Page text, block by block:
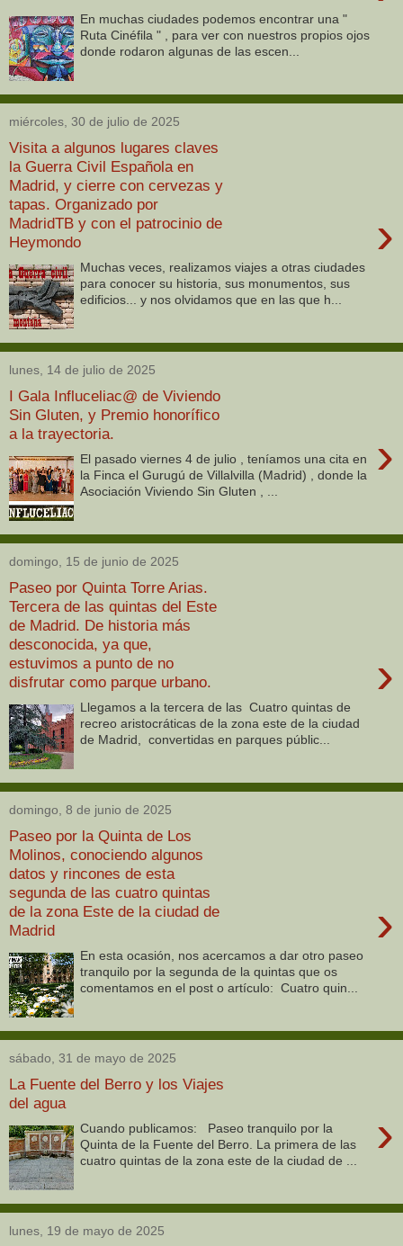
En muchas ciudades podemos encontrar una "
Ruta Cinéfila " , para ver con nuestros propios ojos
donde rodaron algunas de las escen...
miércoles, 30 de julio de 2025
Visita a algunos lugares claves
la Guerra Civil Española en
Madrid, y cierre con cervezas y
tapas. Organizado por
MadridTB y con el patrocinio de
Heymondo
›
Muchas veces, realizamos viajes a otras ciudades
para conocer su historia, sus monumentos, sus
edificios... y nos olvidamos que en las que h...
lunes, 14 de julio de 2025
I Gala Influceliac@ de Viviendo
Sin Gluten, y Premio honorífico
a la trayectoria.
›
El pasado viernes 4 de julio , teníamos una cita en
la Finca el Gurugú de Villalvilla (Madrid) , donde la
Asociación Viviendo Sin Gluten , ...
domingo, 15 de junio de 2025
Paseo por Quinta Torre Arias.
Tercera de las quintas del Este
de Madrid. De historia más
desconocida, ya que,
estuvimos a punto de no
disfrutar como parque urbano.
›
Llegamos a la tercera de las Cuatro quintas de
recreo aristocráticas de la zona este de la ciudad
de Madrid, convertidas en parques públic...
domingo, 8 de junio de 2025
Paseo por la Quinta de Los
Molinos, conociendo algunos
datos y rincones de esta
segunda de las cuatro quintas
de la zona Este de la ciudad de
Madrid
›
En esta ocasión, nos acercamos a dar otro paseo
tranquilo por la segunda de la quintas que os
comentamos en el post o artículo: Cuatro quin...
sábado, 31 de mayo de 2025
La Fuente del Berro y los Viajes
del agua
›
Cuando publicamos: Paseo tranquilo por la
Quinta de la Fuente del Berro. La primera de las
cuatro quintas de la zona este de la ciudad de ...
lunes, 19 de mayo de 2025